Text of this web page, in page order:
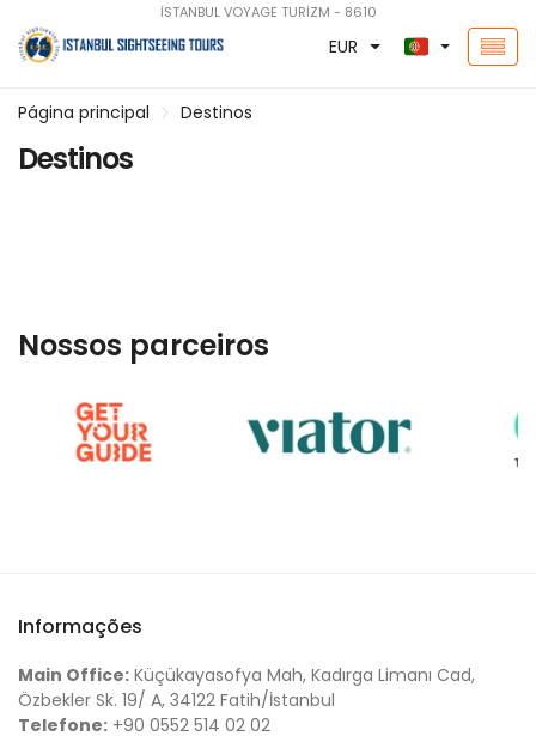
İSTANBUL VOYAGE TURİZM - 8610
EUR
Página principal Destinos
Destinos
Nossos parceiros
Informações
Main Office: Küçükayasofya Mah, Kadırga Limanı Cad,
Özbekler Sk. 19/ A, 34122 Fatih/İstanbul
Telefone: +90 0552 514 02 02